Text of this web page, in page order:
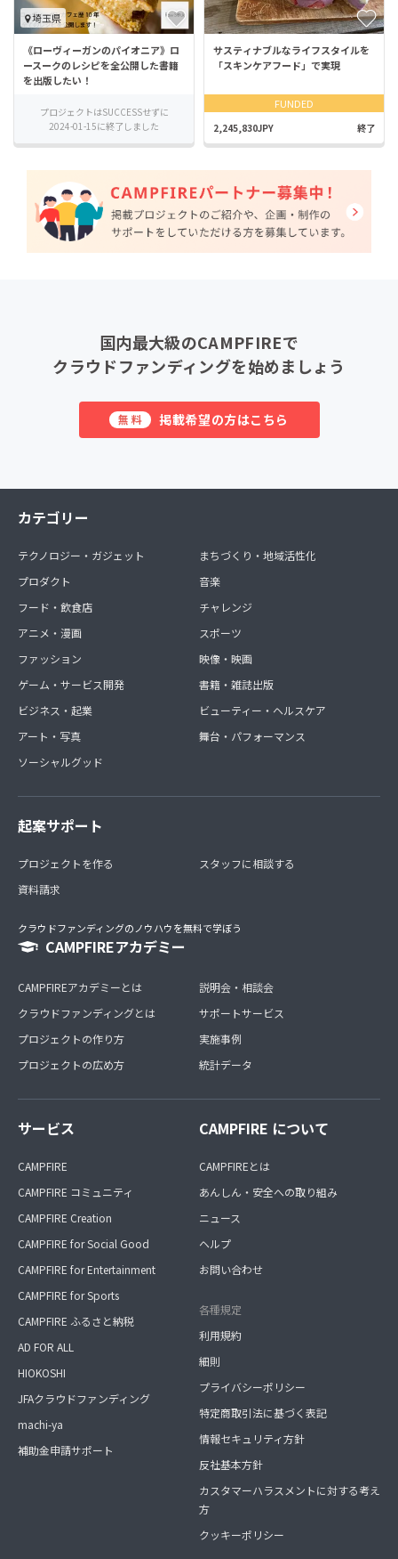
埼玉県
《ローヴィーガンのパイオニア》ロ
ースークのレシピを全公開した書籍
を出版したい！
プロジェクトはSUCCESSせずに
2024-01-15に終了しました
サスティナブルなライフスタイルを
「スキンケアフード」で実現
FUNDED
2,245,830JPY 終了
国内最大級のCAMPFIREで
クラウドファンディングを始めましょう
無料 掲載希望の方はこちら
カテゴリー
テクノロジー・ガジェット
プロダクト
フード・飲食店
アニメ・漫画
ファッション
ゲーム・サービス開発
ビジネス・起業
アート・写真
ソーシャルグッド
まちづくり・地域活性化
音楽
チャレンジ
スポーツ
映像・映画
書籍・雑誌出版
ビューティー・ヘルスケア
舞台・パフォーマンス
起案サポート
プロジェクトを作る
資料請求
スタッフに相談する
クラウドファンディングのノウハウを無料で学ぼう
CAMPFIREアカデミー
CAMPFIREアカデミーとは
クラウドファンディングとは
プロジェクトの作り方
プロジェクトの広め方
説明会・相談会
サポートサービス
実施事例
統計データ
サービス
CAMPFIRE
CAMPFIRE コミュニティ
CAMPFIRE Creation
CAMPFIRE for Social Good
CAMPFIRE for Entertainment
CAMPFIRE for Sports
CAMPFIRE ふるさと納税
AD FOR ALL
HIOKOSHI
JFAクラウドファンディング
machi-ya
補助金申請サポート
CAMPFIRE について
CAMPFIREとは
あんしん・安全への取り組み
ニュース
ヘルプ
お問い合わせ
各種規定
利用規約
細則
プライバシーポリシー
特定商取引法に基づく表記
情報セキュリティ方針
反社基本方針
カスタマーハラスメントに対する考え
方
クッキーポリシー